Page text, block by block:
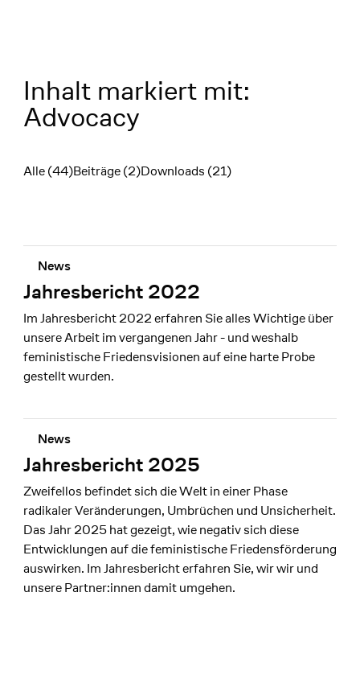
Inhalt markiert mit:
Advocacy
Filter
Alle (44)Beiträge (2)Downloads (21)
Jahresbericht 2022
News
Im Jahresbericht 2022 erfahren Sie alles Wichtige über
unsere Arbeit im vergangenen Jahr - und weshalb
feministische Friedensvisionen auf eine harte Probe
gestellt wurden.
Jahresbericht 2025
News
Zweifellos befindet sich die Welt in einer Phase
radikaler Veränderungen, Umbrüchen und Unsicherheit.
Das Jahr 2025 hat gezeigt, wie negativ sich diese
Entwicklungen auf die feministische Friedensförderung
auswirken. Im Jahresbericht erfahren Sie, wir wir und
unsere Partner:innen damit umgehen.